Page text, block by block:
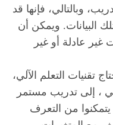
وبالتالي، فإنها قد
البيانات. ويمكن أن
غير عادلة أو غير
تقنيات التعلم الآلي،
، إلى تدريب مستمر
يتمكنوا من التعرف